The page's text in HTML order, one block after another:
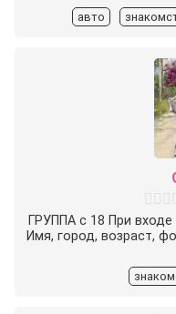
авто
ГРУППА c 18 При
Имя, город, возраст,